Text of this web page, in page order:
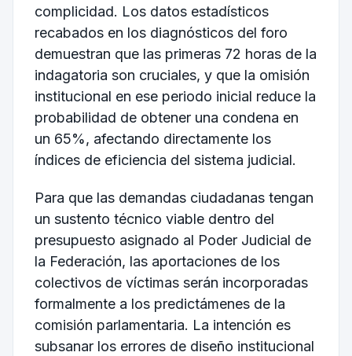
complicidad. Los datos estadísticos
recabados en los diagnósticos del foro
demuestran que las primeras 72 horas de la
indagatoria son cruciales, y que la omisión
institucional en ese periodo inicial reduce la
probabilidad de obtener una condena en
un 65%, afectando directamente los
índices de eficiencia del sistema judicial.
Para que las demandas ciudadanas tengan
un sustento técnico viable dentro del
presupuesto asignado al Poder Judicial de
la Federación, las aportaciones de los
colectivos de víctimas serán incorporadas
formalmente a los predictámenes de la
comisión parlamentaria. La intención es
subsanar los errores de diseño institucional